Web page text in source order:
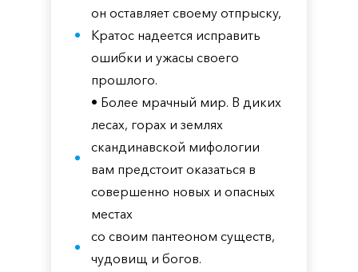
он оставляет своему отпрыску,
Кратос надеется исправить
ошибки и ужасы своего
прошлого.
• Более мрачный мир. В диких
лесах, горах и землях
скандинавской мифологии
вам предстоит оказаться в
совершенно новых и опасных
местах
со своим пантеоном существ,
чудовищ и богов.